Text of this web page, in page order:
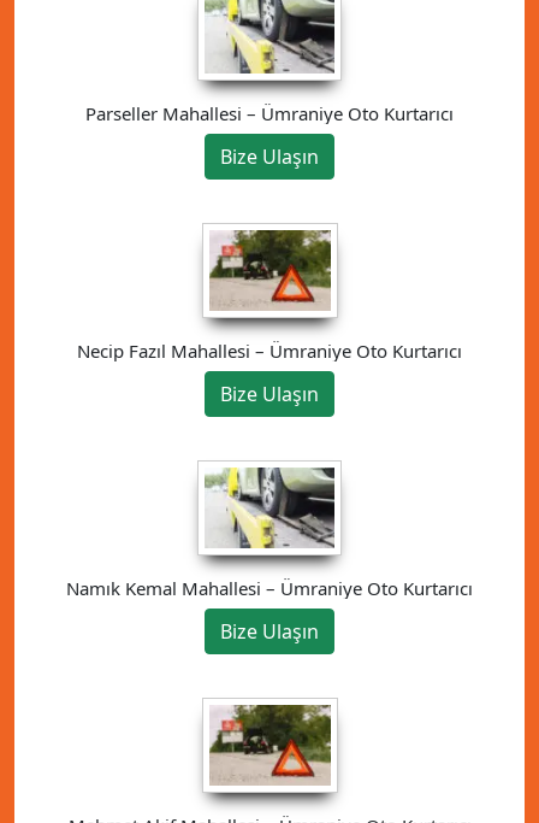
Parseller Mahallesi – Ümraniye Oto Kurtarıcı
Bize Ulaşın
Necip Fazıl Mahallesi – Ümraniye Oto Kurtarıcı
Bize Ulaşın
Namık Kemal Mahallesi – Ümraniye Oto Kurtarıcı
Bize Ulaşın